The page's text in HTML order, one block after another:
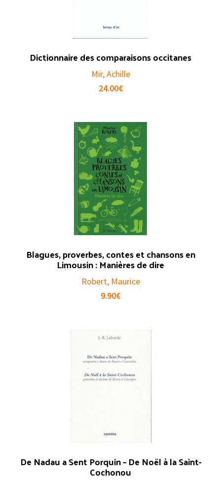
Dictionnaire des comparaisons occitanes
Mir, Achille
24.00€
Blagues, proverbes, contes et chansons en
Limousin : Manières de dire
Robert, Maurice
9.90€
De Nadau a Sent Porquin – De Noël à la Saint-
Cochonou